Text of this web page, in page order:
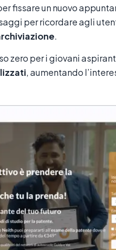
fissare un nuovo
per ricordare agli
.
zero per i giovani
, aumentando